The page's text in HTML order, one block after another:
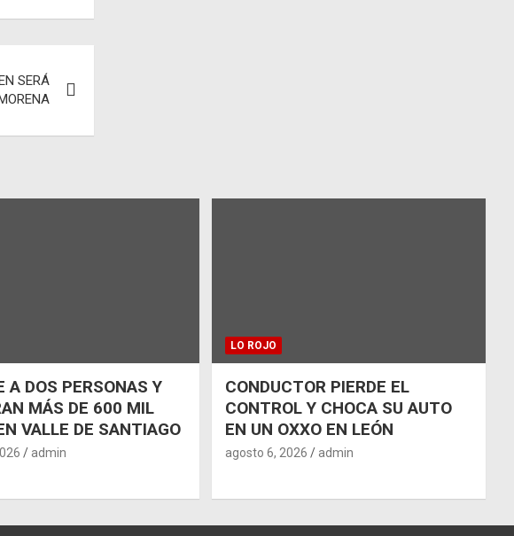
SERÁ
A DOS PERSONAS Y
MÁS DE 600 MIL
VALLE DE SANTIAGO
admin
LO ROJO
CONDUCTOR PIERDE EL
CONTROL Y CHOCA SU AUTO
EN UN OXXO EN LEÓN
agosto 6, 2026 admin